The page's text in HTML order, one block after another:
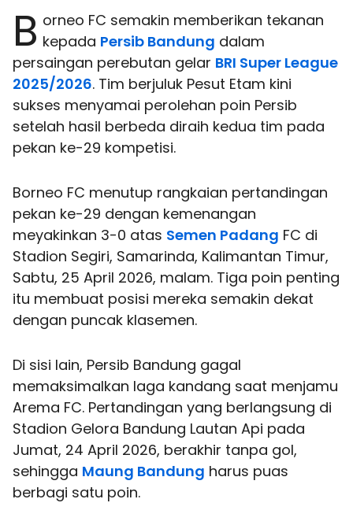
B orneo FC semakin memberikan tekanan
kepada Persib Bandung dalam
persaingan perebutan gelar BRI Super League
2025/2026. Tim berjuluk Pesut Etam kini
sukses menyamai perolehan poin Persib
setelah hasil berbeda diraih kedua tim pada
pekan ke-29 kompetisi.
Borneo FC menutup rangkaian pertandingan
pekan ke-29 dengan kemenangan
meyakinkan 3-0 atas Semen Padang FC di
Stadion Segiri, Samarinda, Kalimantan Timur,
Sabtu, 25 April 2026, malam. Tiga poin penting
itu membuat posisi mereka semakin dekat
dengan puncak klasemen.
Di sisi lain, Persib Bandung gagal
memaksimalkan laga kandang saat menjamu
Arema FC. Pertandingan yang berlangsung di
Stadion Gelora Bandung Lautan Api pada
Jumat, 24 April 2026, berakhir tanpa gol,
sehingga Maung Bandung harus puas
berbagi satu poin.